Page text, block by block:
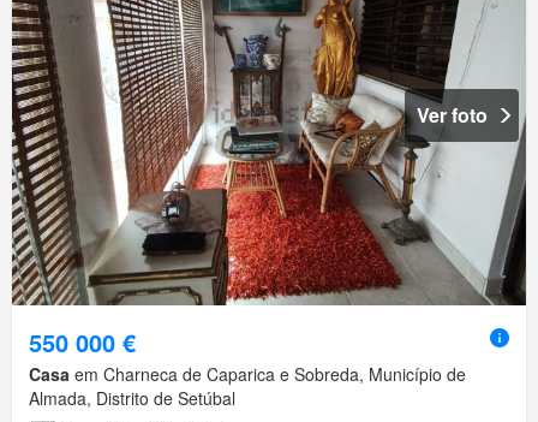
Ver foto
550 000 €
Casa em Charneca de Caparica e Sobreda, Município de
Almada, Distrito de Setúbal